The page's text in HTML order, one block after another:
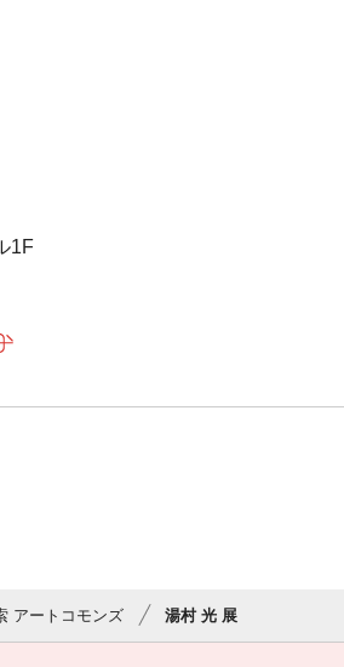
1F
アートコモンズ 湯村 光 展